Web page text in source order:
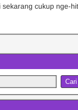
sekarang cukup nge-